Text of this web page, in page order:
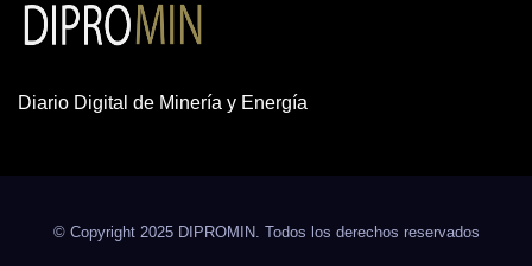
Diario Digital de Minería y Energía
© Copyright 2025 DIPROMIN. Todos los derechos reservados